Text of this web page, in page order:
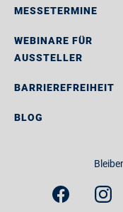
MESSETERMINE
WEBINARE FÜR
AUSSTELLER
BARRIEREFREIHEIT
BLOG